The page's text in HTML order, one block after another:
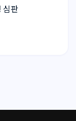
심판